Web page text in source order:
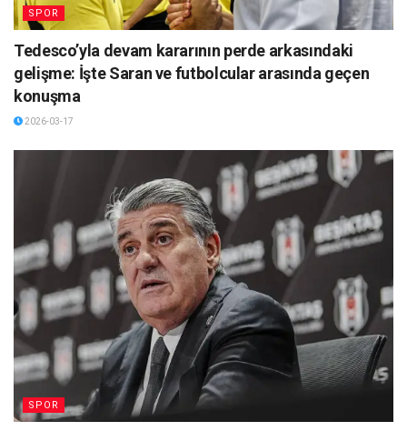
SPOR
Tedesco’yla devam kararının perde arkasındaki
gelişme: İşte Saran ve futbolcular arasında geçen
konuşma
2026-03-17
SPOR